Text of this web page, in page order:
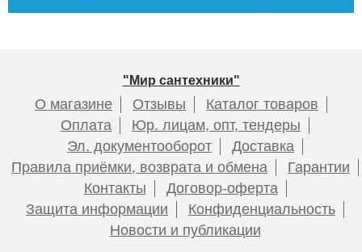
"Мир сантехники"
О магазине Отзывы
Каталог товаров
Оплата
Юр. лицам, опт, тендеры
Эл. документооборот
Доставка
Правила приёмки, возврата и обмена
Гарантии
Контакты
Договор-оферта
Защита информации
Конфиденциальность
Новости и публикации